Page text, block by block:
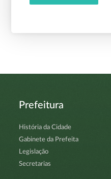
Prefeitura
História da Cidade
Gabinete da Prefeita
Legislação
Secretarias